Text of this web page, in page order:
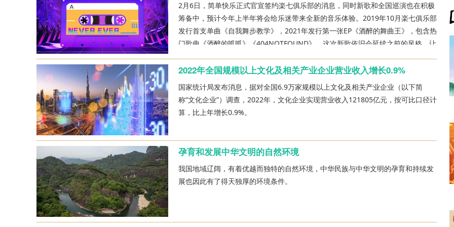
2月6日，简单快乐正式官宣签约楽七俱乐部的消息，同时新歌和全国巡演也在积极
筹备中，预计今年上半年将会给乐迷带来全新的音乐体验。2019年10月楽七俱乐部
发行首支单曲《自我舞步教学》，2021年发行第一张EP《酒醉的舞曲王》，包含热
门歌曲《酒醉的呱呱》《404NOTFOUND》。这次新歌依旧会延续之前的风格，让
2022年全国规模以上文化及相关产业企业营业收入增长0.9%
国家统计局发布消息，据对全国6.9万家规模以上文化及相关产业企业（以下简
称“文化企业”）调查，2022年，文化企业实现营业收入121805亿元，按可比口径计
算，比上年增长0.9%。
孕育和发展中华文明的自然环境
我国地域辽阔，有着优越而独特的自然环境，中华民族与中华文明的孕育和持续发
展也因此有了得天独厚的环境条件。